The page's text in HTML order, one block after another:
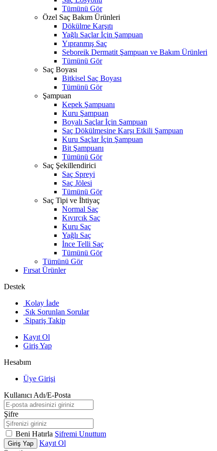
Tümünü Gör
Özel Saç Bakım Ürünleri
Dökülme Karşıtı
Yağlı Saçlar İçin Şampuan
Yıpranmış Saç
Seboreik Dermatit Şampuan ve Bakım Ürünleri
Tümünü Gör
Saç Boyası
Bitkisel Saç Boyası
Tümünü Gör
Şampuan
Kepek Şampuanı
Kuru Şampuan
Boyalı Saçlar İçin Şampuan
Saç Dökülmesine Karşı Etkili Şampuan
Kuru Saçlar İçin Şampuan
Bit Şampuanı
Tümünü Gör
Saç Şekillendirici
Saç Spreyi
Saç Jölesi
Tümünü Gör
Saç Tipi ve İhtiyaç
Normal Saç
Kıvırcık Saç
Kuru Saç
Yağlı Saç
İnce Telli Saç
Tümünü Gör
Tümünü Gör
Fırsat Ürünler
Destek
Kolay İade
Sık Sorunlan Sorular
Sipariş Takip
Kayıt Ol
Giriş Yap
Hesabım
Üye Girişi
Kullanıcı Adı/E-Posta
Şifre
Beni Hatırla Şifremi Unuttum
Giriş Yap
Kayıt Ol